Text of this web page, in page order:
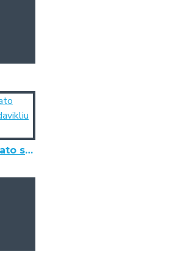
REFCO kondensato siurblys su optiniu davikliu VAMP-X